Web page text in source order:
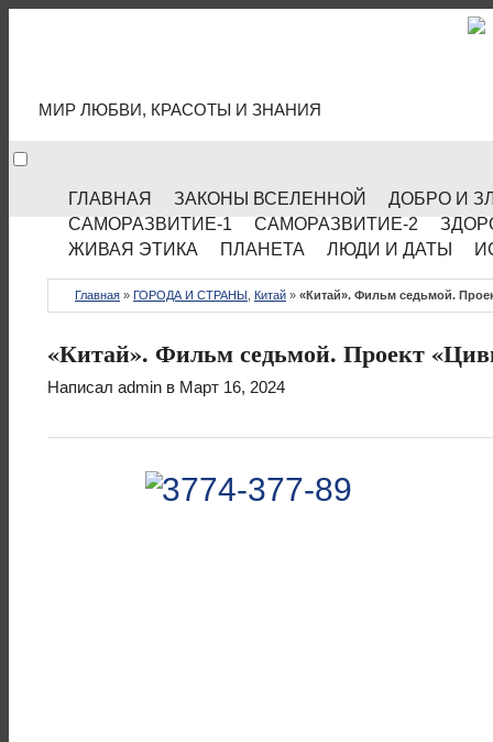
МИР ЛЮБВИ, КРАСОТЫ И ЗНАНИЯ
ГЛАВНАЯ ЗАКОНЫ ВСЕЛЕННОЙ
ДОБРО И
САМОРАЗВИТИЕ-1
САМОРАЗВИТИЕ-2
ЖИВАЯ ЭТИКА
ПЛАНЕТА ЛЮДИ И ДАТЫ
Главная » ГОРОДА И СТРАНЫ Китай » «Китай». Фильм седьмой.
«Китай». Фильм седьмой. Проект
Написал admin в Март 16, 2024